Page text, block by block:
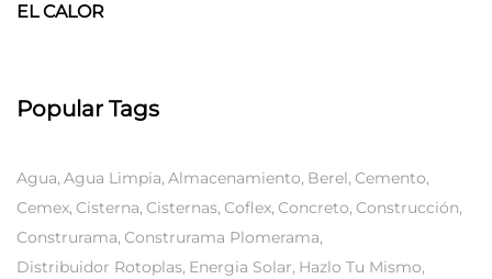
EL CALOR
Popular Tags
Agua Agua Limpia Almacenamiento Berel Cemento
Cemex Cisterna Cisternas Coflex Concreto Construcción
Construrama Construrama Plomerama
Distribuidor Rotoplas Energia Solar Hazlo Tu Mismo